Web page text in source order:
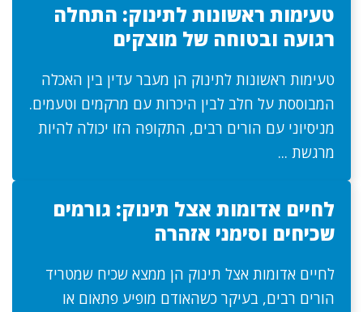
טעימות ראשונות לתינוק: התחלה
רגועה ובטוחה של מוצקים
טעימות ראשונות לתינוק הן מעבר עדין בין האכלה
המבוססת על חלב לבין היכרות עם מרקמים וטעמים.
מניסיוני עם הורים רבים, התקופה הזו יכולה להיות
מרגשת ...
לחיים אדומות אצל תינוק: גורמים
שכיחים וסימני אזהרה
לחיים אדומות אצל תינוק הן ממצא שכיח שמטריד
הורים רבים, בעיקר כשהאודם מופיע פתאום או